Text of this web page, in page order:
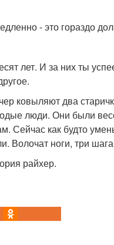
- это гораздо
лет. И за них ты
ковыляют два
люди. Они были
Сейчас как будто
Волочат ноги, три
райхер.